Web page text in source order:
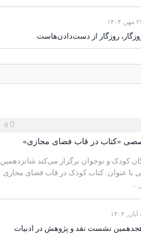
۱۴۰۴
روزگار از دست‌دادن‌هاست
«کتاب در قاب فضای مجازی»
کودک و نوجوان برگزار می‌کند شانزدهمین
عنوان: کتاب کودک در قاب فضای مجازی
نشست نقد و پژوهش در ادبیات